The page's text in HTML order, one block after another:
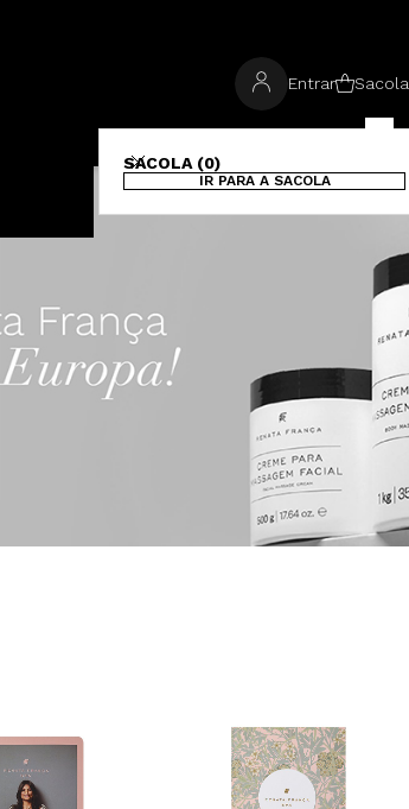
Entrar Sacola
SACOLA (0)
IR PARA A SACOLA